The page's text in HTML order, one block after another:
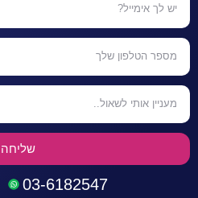
שליחה
03-6182547